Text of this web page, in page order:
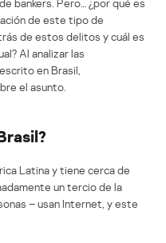
de este tipo de
de estos delitos y cuál es
Al analizar las
en Brasil,
el asunto.
Latina y tiene cerca de
un tercio de la
– usan Internet, y este